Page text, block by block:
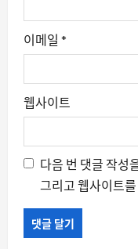
이메일 *
웹사이트
다음 번 댓글 작성
그리고 웹사이트